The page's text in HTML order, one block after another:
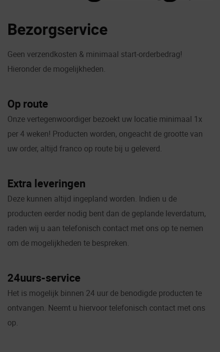
Bezorgservice
Geen verzendkosten & minimaal start-orderbedrag!
Hieronder de mogelijkheden.
Op route
Onze vertegenwoordiger bezoekt uw locatie minimaal 1x
per 4 weken! Producten worden, ongeacht de grootte van
uw order, altijd franco op route bij u geleverd.
Extra leveringen
Deze kunnen altijd ingepland worden. Indien u de
producten eerder nodig bent dan de geplande leverdatum,
raden wij u aan telefonisch contact met ons op te nemen
om de mogelijkheden te bespreken.
24uurs-service
Het is mogelijk binnen 24 uur de benodigde producten te
ontvangen. Neemt u hiervoor telefonisch contact met ons
op.